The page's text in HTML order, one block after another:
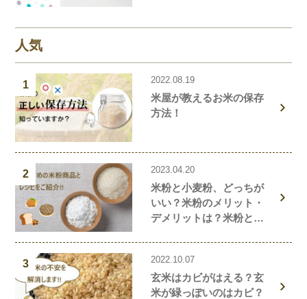
人気
1 2022.08.19
米屋が教えるお米の保存
方法！
2 2023.04.20
米粉と小麦粉、どっちが
いい？米粉のメリット・
デメリットは？米粉と小
や米粉の簡単レシピもご
紹介！
3 2022.10.07
玄米はカビがはえる？玄
米が緑っぽいのはカビ？